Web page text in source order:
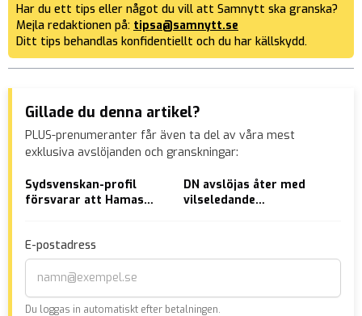
Har du ett tips eller något du vill att Samnytt ska granska?
Mejla redaktionen på: tipsa@samnytt.se
Ditt tips behandlas konfidentiellt och du har källskydd.
Gillade du denna artikel?
PLUS-prenumeranter får även ta del av våra mest
exklusiva avslöjanden och granskningar:
Sydsvenskan-profil
försvarar att Hamas
chans”
DN avslöjas åter med
vilseledande
E-postadress
Du loggas in automatiskt efter betalningen.